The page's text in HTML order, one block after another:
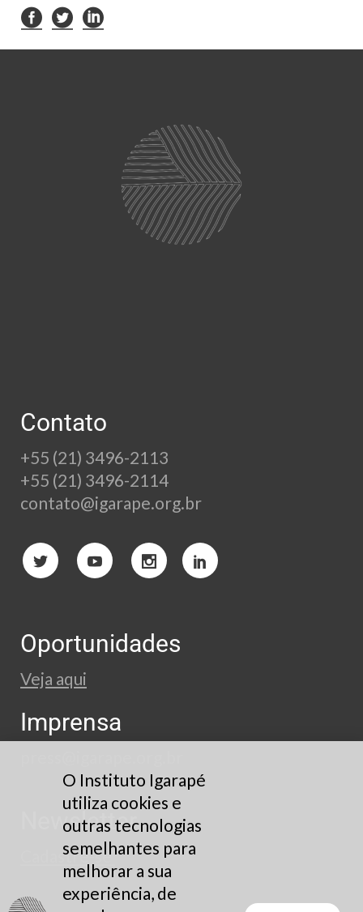
Contato
+55 (21) 3496-2113
+55 (21) 3496-2114
contato@igarape.org.br
Oportunidades
Veja aqui
Imprensa
Newsletter
Cadastre-se
O Instituto Igarapé
utiliza cookies e
outras tecnologias
semelhantes para
melhorar a sua
experiência, de